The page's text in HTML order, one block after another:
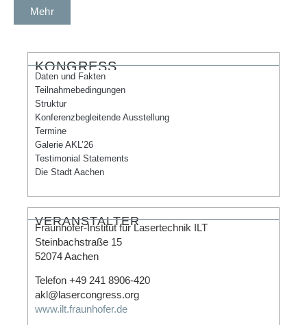
Mehr
KONGRESS
Daten und Fakten
Teilnahmebedingungen
Struktur
Konferenzbegleitende Ausstellung
Termine
Galerie AKL’26
Testimonial Statements
Die Stadt Aachen
VERANSTALTER
Fraunhofer-Institut für Lasertechnik ILT
Steinbachstraße 15
52074 Aachen
Telefon +49 241 8906-420
akl@lasercongress.org
www.ilt.fraunhofer.de